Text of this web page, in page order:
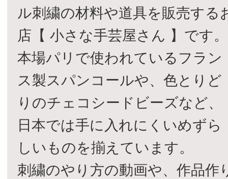
ル刺繍の材料や道具を販売する
店【 小さな手芸屋さん 】です。
本場パリで使われているフラン
ス製スパンコールや、色とりど
りのチェコシードビーズなど、
日本では手に入れにくいめずら
しいものを揃えています。
刺繍のやり方の動画や、作品作